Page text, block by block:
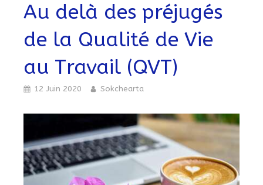
Au delà des préjugés
de la Qualité de Vie
au Travail (QVT)
12 Juin 2020 Sokchearta